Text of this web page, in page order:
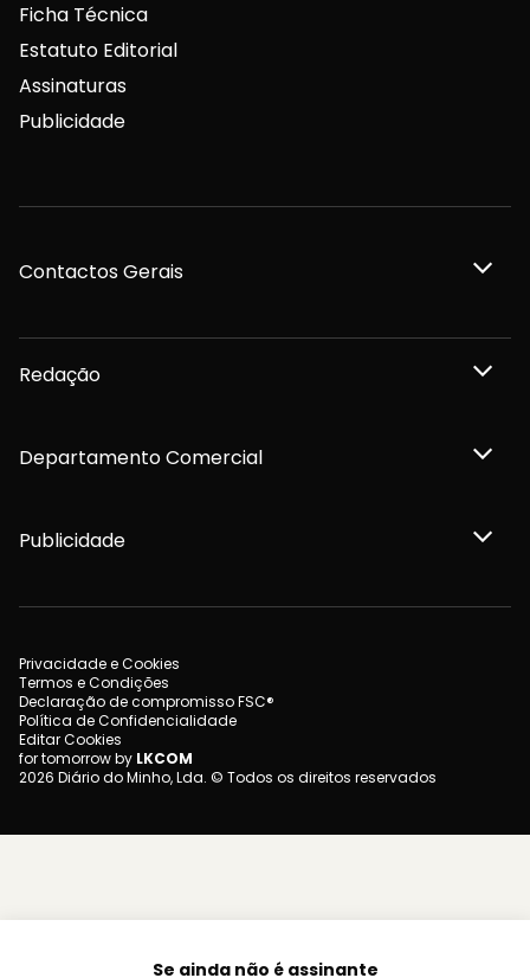
Se ainda não é assinante
Ficha Técnica
Estatuto Editorial
Assinaturas
Publicidade
Contactos Gerais
Redação
Departamento Comercial
Publicidade
Privacidade e Cookies
Termos e Condições
Declaração de compromisso FSC®
Política de Confidencialidade
Editar Cookies
for tomorrow by LKCOM
2026 Diário do Minho, Lda. © Todos os direitos reservados